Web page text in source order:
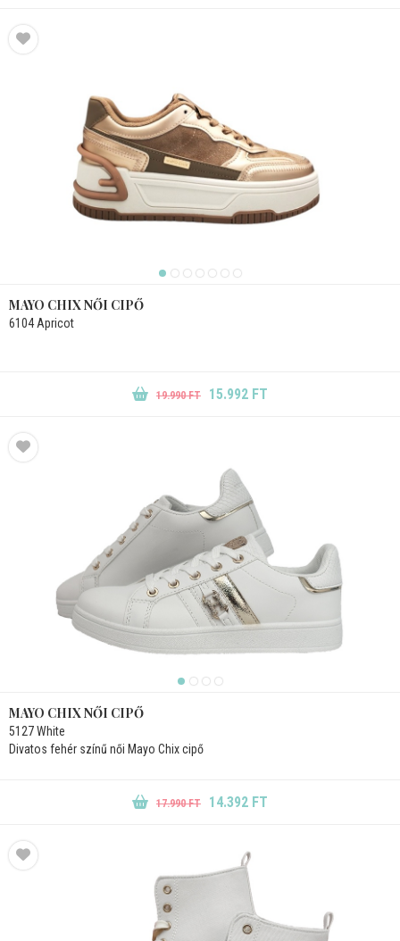
MAYO CHIX NŐI CIPŐ
6104 Apricot
19.990 FT 15.992 FT
MAYO CHIX NŐI CIPŐ
5127 White
Divatos fehér színű női Mayo Chix cipő
17.990 FT 14.392 FT